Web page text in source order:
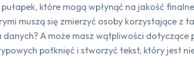
które mogą wpłynąć na jakość
muszą się zmierzyć osoby korzystające z
A może masz wątpliwości
potknięć i stworzyć tekst, który jest